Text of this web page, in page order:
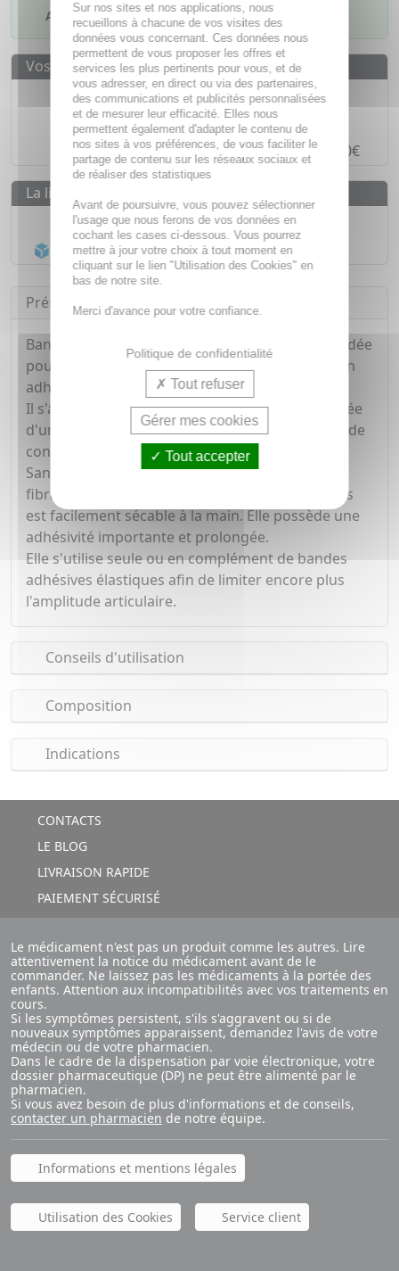
Ajouter à mes favoris
Vos avantages
Des prixIMBATTABLES
Paiement en ligneSÉCURISÉ
Paiement en4 fois sans fraisà partir de 30€
La livraison
Livraison gratuite dès55€
Acheminement Chronoposten 24h*
Présentation
Bande adhésive rigide non élastique recommandée
pour la contention articulaire rigide et la traction
adhésive continue.
Il s'agit d'une bande adhésive non élastique dotée
d'un support en fibranne, qui renforce sa force de
contention.
Sans latex, la bande Strappal au support en
fibranne inextensible et dotée de bords dentelés
est facilement sécable à la main. Elle possède une
adhésivité importante et prolongée.
Elle s'utilise seule ou en complément de bandes
adhésives élastiques afin de limiter encore plus
l'amplitude articulaire.
Conseils d'utilisation
Composition
Indications
CONTACTS
LE BLOG
LIVRAISON RAPIDE
PAIEMENT SÉCURISÉ
Le médicament n'est pas un produit comme les autres. Lire
attentivement la notice du médicament avant de le
commander. Ne laissez pas les médicaments à la portée des
enfants. Attention aux incompatibilités avec vos traitements en
cours.
Si les symptômes persistent, s'ils s'aggravent ou si de
nouveaux symptômes apparaissent, demandez l'avis de votre
médecin ou de votre pharmacien.
Dans le cadre de la dispensation par voie électronique, votre
dossier pharmaceutique (DP) ne peut être alimenté par le
pharmacien.
Si vous avez besoin de plus d'informations et de conseils,
contacter un pharmacien de notre équipe.
Informations et mentions légales
Utilisation des Cookies Service client
Sur nos sites et nos applications, nous
recueillons à chacune de vos visites des
données vous concernant. Ces données nous
permettent de vous proposer les offres et
services les plus pertinents pour vous, et de
vous adresser, en direct ou via des partenaires,
des communications et publicités personnalisées
et de mesurer leur efficacité. Elles nous
permettent également d'adapter le contenu de
nos sites à vos préférences, de vous faciliter le
partage de contenu sur les réseaux sociaux et
de réaliser des statistiques
Avant de poursuivre, vous pouvez sélectionner
l'usage que nous ferons de vos données en
cochant les cases ci-dessous. Vous pourrez
mettre à jour votre choix à tout moment en
cliquant sur le lien "Utilisation des Cookies" en
bas de notre site.
Merci d'avance pour votre confiance.
Politique de confidentialité
Tout refuser
Gérer mes cookies
Tout accepter